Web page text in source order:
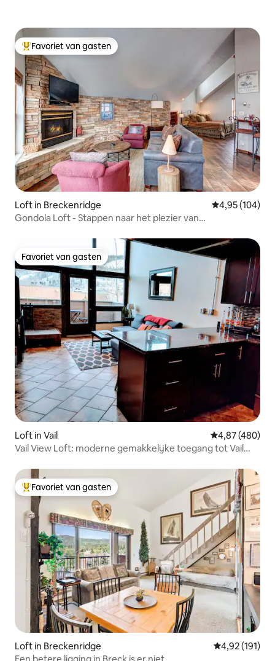
Topfavoriet van gasten
Favoriet van gasten
Loft in Breckenridge Gemiddelde
4,95 (104)
Gondola Loft - Stappen naar het plezier van
Favoriet van gasten
Favoriet van gasten
Loft in Vail Gemiddelde
4,87 (480)
Vail View Loft: moderne gemakkelijke toegang tot Vail
Topfavoriet van gasten
Favoriet van gasten
Loft in Breckenridge Gemiddelde
4,92 (191)
Een betere ligging in Breck is er niet